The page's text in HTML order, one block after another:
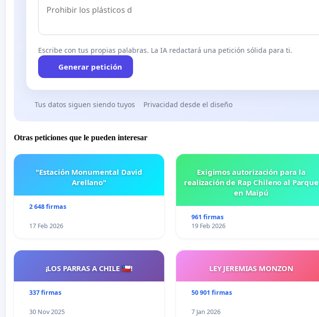
Escribe con tus propias palabras. La IA redactará una petición sólida para ti.
Generar petición
Tus datos siguen siendo tuyos Privacidad desde el diseño
Otras peticiones que le pueden interesar
"Estación Monumental David
Arellano"
2 648 firmas
17 Feb 2026
Exigimos autorización para la
realización de Rap Chileno al Parque
en Maipú
961 firmas
19 Feb 2026
¡LOS PARRAS A CHILE 🇨🇱!
337 firmas
30 Nov 2025
LEY JEREMIAS MONZON
50 901 firmas
7 Jan 2026